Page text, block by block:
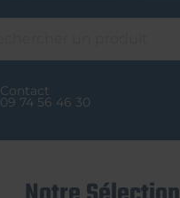
Contact
09 74 56 46 30